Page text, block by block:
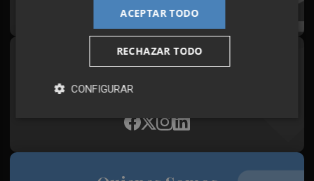
Síguenos en redes
Plaza Podcast, desde cualquier medio
ACEPTAR TODO
RECHAZAR TODO
CONFIGURAR